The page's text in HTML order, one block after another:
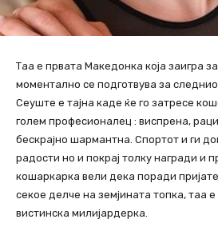
Таа е првата Македонка која заигра
моментално се подготвува за
Сеуште е тајна каде ќе го затресе
голем професионалец : виспрена,
бескрајно шармантна. Спортот и ги
радости но и покрај толку награди и
кошаркарка вели дека поради
секое делче на земјината топка, таа е
вистинска милијардерка.